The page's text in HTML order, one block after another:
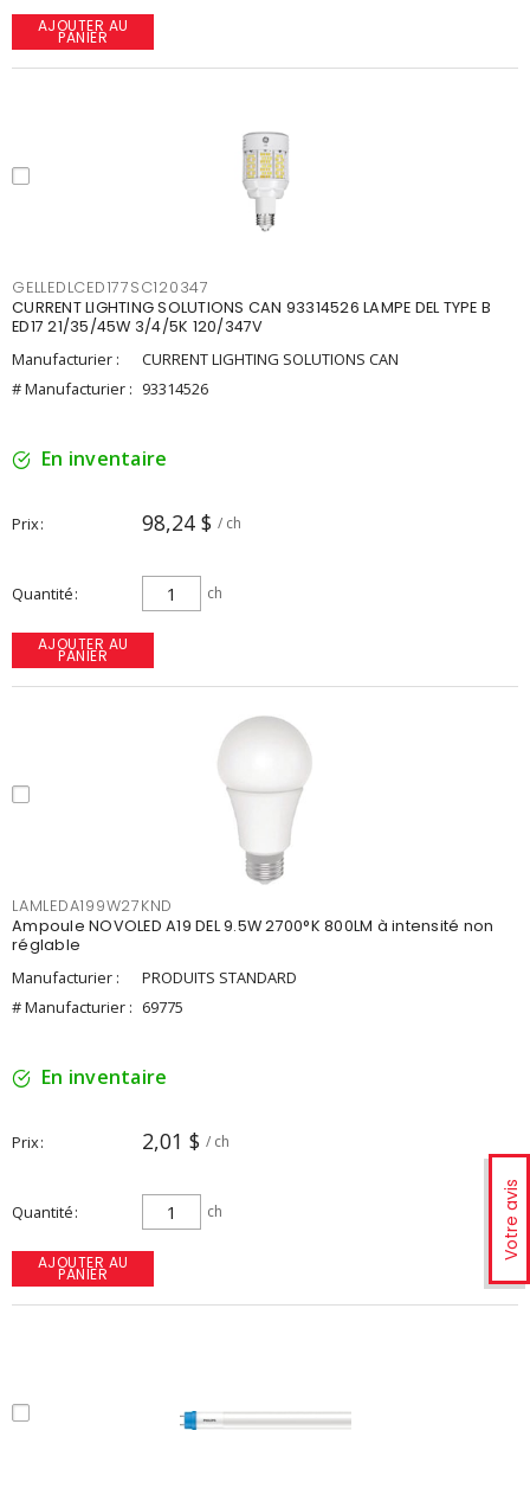
Votre avis
AJOUTER AU
PANIER
GELLEDLCED177SC120347
CURRENT LIGHTING SOLUTIONS CAN 93314526 LAMPE DEL TYPE B
ED17 21/35/45W 3/4/5K 120/347V
Manufacturier :
CURRENT LIGHTING SOLUTIONS CAN
# Manufacturier : 93314526
En inventaire
Prix 98,24 $ / ch
Quantité ch
AJOUTER AU
PANIER
LAMLEDA199W27KND
Ampoule NOVOLED A19 DEL 9.5W 2700°K 800LM à intensité non
réglable
Manufacturier :
PRODUITS STANDARD
# Manufacturier : 69775
En inventaire
Prix 2,01 $ / ch
Quantité ch
AJOUTER AU
PANIER